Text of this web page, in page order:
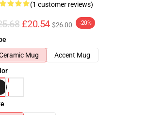
(1 customer reviews)
£20.54 $26.00 -20%
Mug
Accent Mug